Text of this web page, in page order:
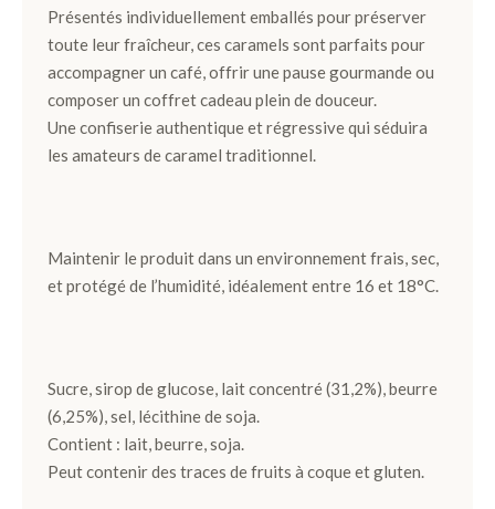
Box
et
Panier
Coffrets
de
Chocolat
Chocolat
Noir et
Lait
Présentés individuellement emballés pour préserver
toute leur fraîcheur, ces caramels sont parfaits pour
accompagner un café, offrir une pause gourmande ou
composer un coffret cadeau plein de douceur.
Une confiserie authentique et régressive qui séduira
les amateurs de caramel traditionnel.
Maintenir le produit dans un environnement frais, sec,
et protégé de l’humidité, idéalement entre 16 et 18°C.
Sucre, sirop de glucose, lait concentré (31,2%), beurre
(6,25%), sel, lécithine de soja.
Contient : lait, beurre, soja.
Peut contenir des traces de fruits à coque et gluten.